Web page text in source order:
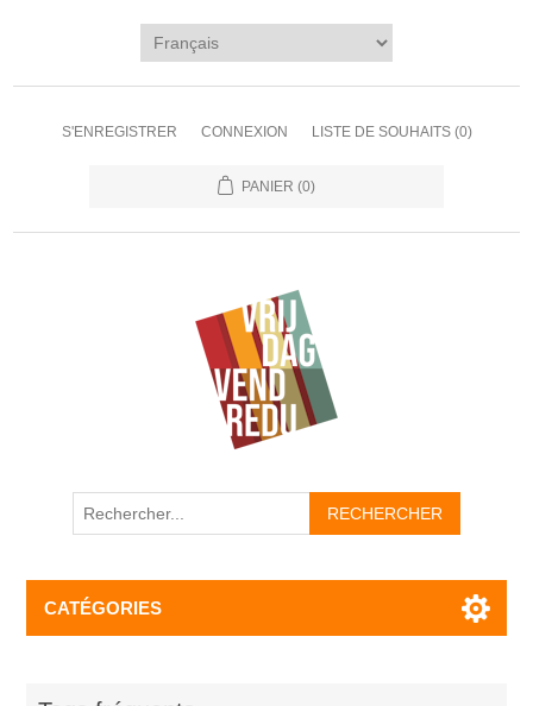
S'ENREGISTRER CONNEXION LISTE DE SOUHAITS (0)
PANIER (0)
CATÉGORIES